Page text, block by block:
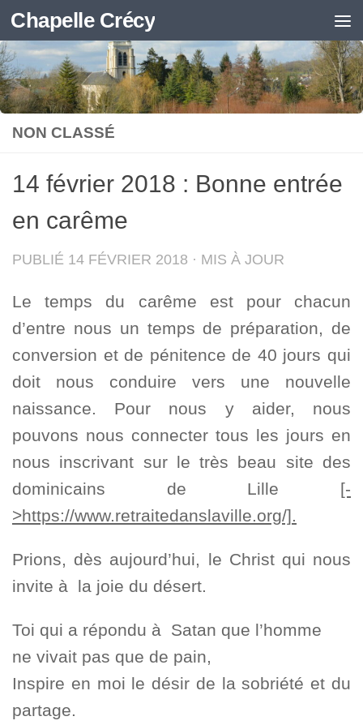
Skip to content
Chapelle Crécy
NON CLASSÉ
14 février 2018 : Bonne entrée
en carême
PUBLIÉ 14 FÉVRIER 2018 · MIS À JOUR
Le temps du carême est pour chacun
d’entre nous un temps de préparation, de
conversion et de pénitence de 40 jours qui
doit nous conduire vers une nouvelle
naissance. Pour nous y aider, nous
pouvons nous connecter tous les jours en
nous inscrivant sur le très beau site des
dominicains de Lille [-
>https://www.retraitedanslaville.org/].
Prions, dès aujourd’hui, le Christ qui nous
invite à la joie du désert.
Toi qui a répondu à Satan que l’homme
ne vivait pas que de pain,
Inspire en moi le désir de la sobriété et du
partage.